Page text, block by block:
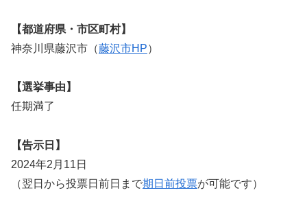
【都道府県・市区町村】
神奈川県藤沢市（藤沢市HP）
【選挙事由】
任期満了
【告示日】
2024年2月11日
（翌日から投票日前日まで期日前投票が可能です）